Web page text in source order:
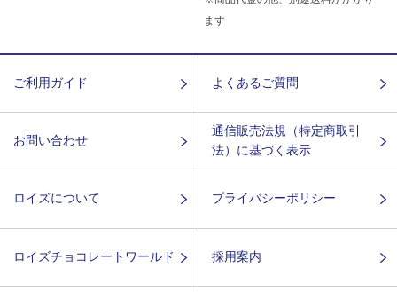
ます
ご利用ガイド よくあるご質問
お問い合わせ
通信販売法規（特定商取引
法）に基づく表示
ロイズについて プライバシーポリシー
ロイズチョコレートワールド 採用案内